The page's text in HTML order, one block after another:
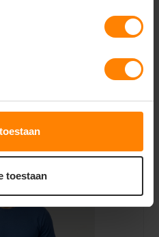
toestaan
representatieve uitstraling
dagelijks, werk- of